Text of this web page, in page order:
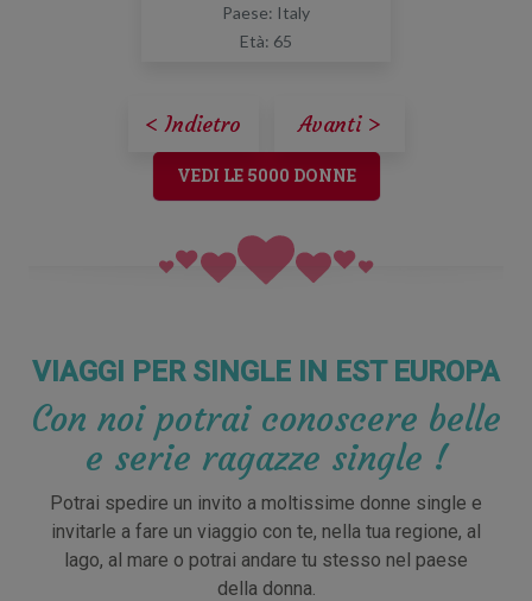
Paese: Italy
Età: 65
< Indietro Avanti >
VEDI LE 5000 DONNE
VIAGGI PER SINGLE IN EST EUROPA
Con noi potrai conoscere belle
e serie ragazze single !
Potrai spedire un invito a moltissime donne single e
invitarle a fare un viaggio con te, nella tua regione, al
lago, al mare o potrai andare tu stesso nel paese
della donna.